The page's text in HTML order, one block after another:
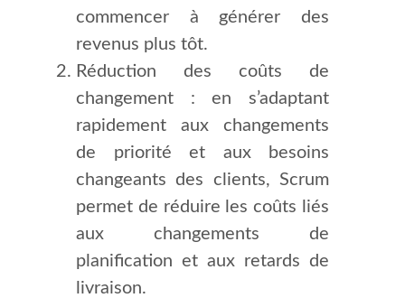
commencer à générer des
revenus plus tôt.
Réduction des coûts de
changement : en s’adaptant
rapidement aux changements
de priorité et aux besoins
changeants des clients, Scrum
permet de réduire les coûts liés
aux changements de
planification et aux retards de
livraison.